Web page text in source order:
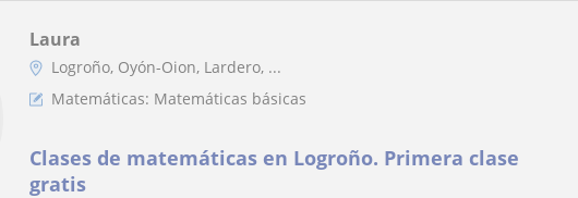
Laura
Logroño, Oyón-Oion, Lardero, ...
Matemáticas: Matemáticas básicas
Clases de matemáticas en Logroño. Primera clase
gratis